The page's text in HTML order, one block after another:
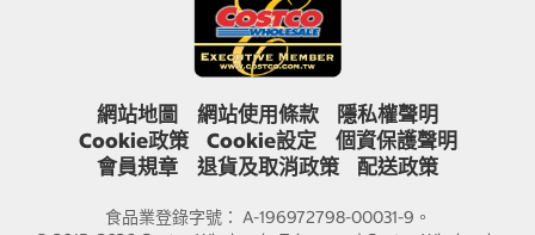
網站地圖 網站使用條款
隱私權聲明
Cookie政策
Cookie設定
個資保護聲明
會員規章
退貨及取消政策 配送政策
食品業登錄字號： A-196972798-00031-9。